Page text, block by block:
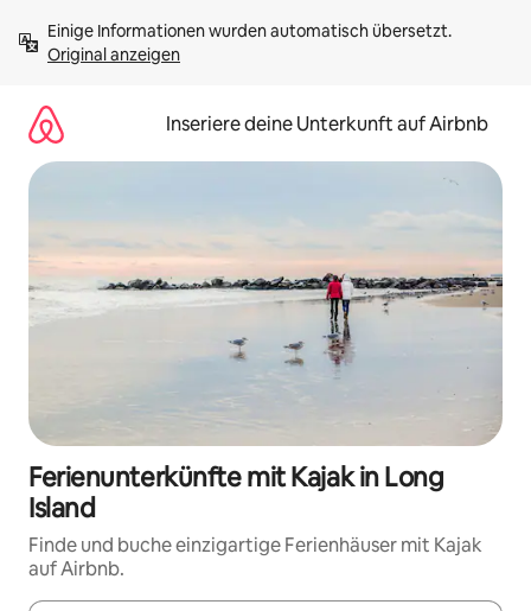
Inhalten
springenOriginal anzeigen
Inseriere deine Unterkunft auf Airbnb
Ferienunterkünfte mit Kajak in Long
Island
Finde und buche einzigartige Ferienhäuser mit Kajak
auf Airbnb.